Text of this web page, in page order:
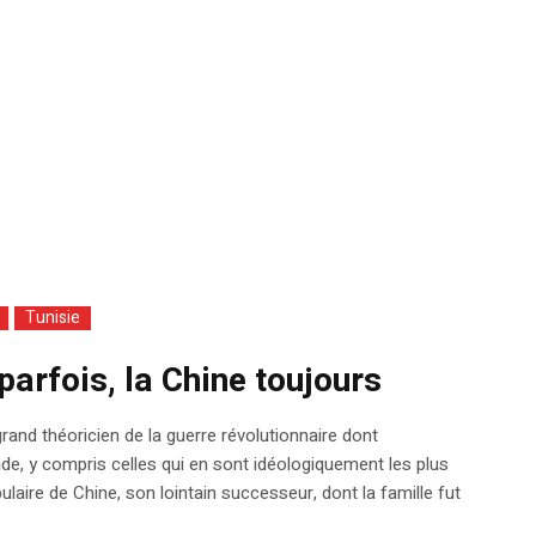
Tunisie
la Chine toujours
théoricien de la guerre révolutionnaire dont
y compris celles qui en sont idéologiquement les plus
de Chine, son lointain successeur, dont la famille fut